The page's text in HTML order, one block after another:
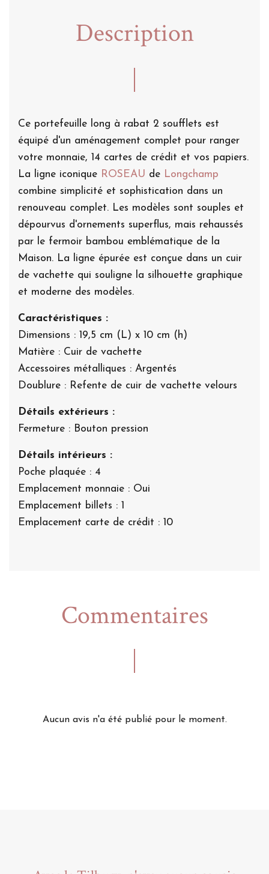
Description
Ce portefeuille long à rabat 2 soufflets est
équipé d'un aménagement complet pour ranger
votre monnaie, 14 cartes de crédit et vos papiers.
La ligne iconique ROSEAU de Longchamp
combine simplicité et sophistication dans un
renouveau complet. Les modèles sont souples et
dépourvus d'ornements superflus, mais rehaussés
par le fermoir bambou emblématique de la
Maison. La ligne épurée est conçue dans un cuir
de vachette qui souligne la silhouette graphique
et moderne des modèles.
Caractéristiques :
Dimensions : 19,5 cm (L) x 10 cm (h)
Matière : Cuir de vachette
Accessoires métalliques : Argentés
Doublure : Refente de cuir de vachette velours
Détails extérieurs :
Fermeture : Bouton pression
Détails intérieurs :
Poche plaquée : 4
Emplacement monnaie : Oui
Emplacement billets : 1
Emplacement carte de crédit : 10
Commentaires
Aucun avis n'a été publié pour le moment.